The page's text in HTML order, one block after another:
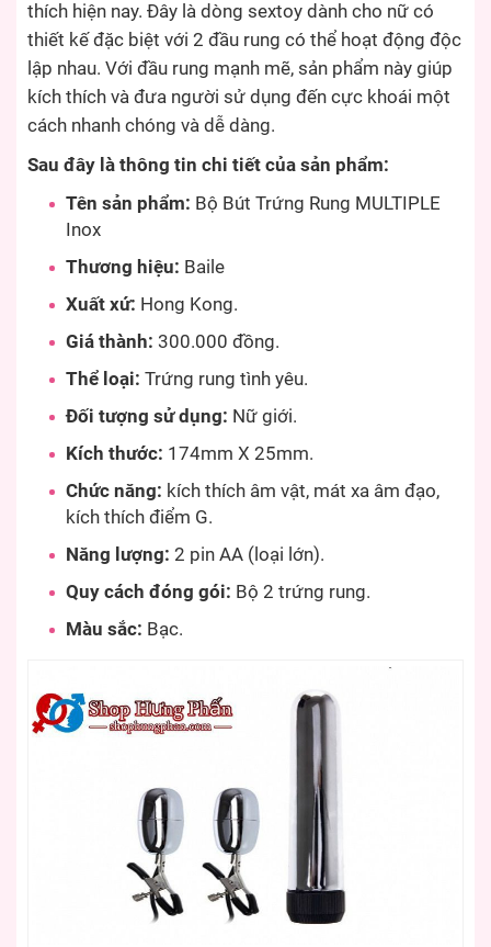
thích hiện nay. Đây là dòng sextoy dành cho nữ có
thiết kế đặc biệt với 2 đầu rung có thể hoạt động độc
lập nhau. Với đầu rung mạnh mẽ, sản phẩm này giúp
kích thích và đưa người sử dụng đến cực khoái một
cách nhanh chóng và dễ dàng.
Sau đây là thông tin chi tiết của sản phẩm:
Tên sản phẩm: Bộ Bút Trứng Rung MULTIPLE
Inox
Thương hiệu: Baile
Xuất xứ: Hong Kong.
Giá thành: 300.000 đồng.
Thể loại: Trứng rung tình yêu.
Đối tượng sử dụng: Nữ giới.
Kích thước: 174mm X 25mm.
Chức năng: kích thích âm vật, mát xa âm đạo,
kích thích điểm G.
Năng lượng: 2 pin AA (loại lớn).
Quy cách đóng gói: Bộ 2 trứng rung.
Màu sắc: Bạc.